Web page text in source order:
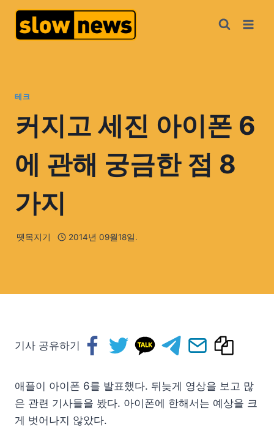
테크
커지고 세진 아이폰 6
에 관해 궁금한 점 8
가지
뗏목지기 2014년 09월18일.
기사 공유하기
애플이 아이폰 6를 발표했다. 뒤늦게 영상을 보고 많
은 관련 기사들을 봤다. 아이폰에 한해서는 예상을 크
게 벗어나지 않았다.